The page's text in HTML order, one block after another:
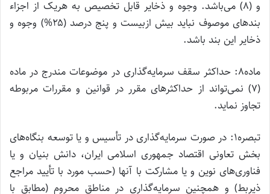
و (۸) می‌باشد. وجوه و ذخایر قابل تخصیص به هریک از اجزاء
بندهای موصوف نباید بیش ازبیست و پنج درصد (۲۵%) وجوه و
ذخایر این بند باشد.
ماده۸: حداکثر سقف سرمایه‌گذاری در موضوعات مندرج در ماده
(۷) نمی‌تواند از حداکثرهای مقرر در قوانین و مقررات مربوطه
تجاوز نماید.
تبصره۱: در صورت سرمایه‌گذاری در تأسیس و یا توسعه بنگاه‌های
بخش تعاونی اقتصاد جمهوری اسلامی ایران، دانش بنیان و یا
فناوری‌های نوین و یا مشارکت با آنها (حسب مورد با تأیید مراجع
ذیربط) و همچنین سرمایه‌گذاری در مناطق محروم (مطابق با